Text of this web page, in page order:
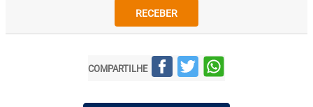
RECEBER
COMPARTILHE